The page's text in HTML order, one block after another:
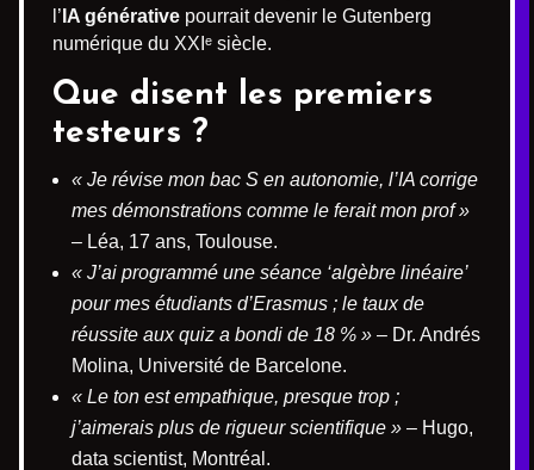
l’ IA générative pourrait devenir le Gutenberg
numérique du XXIᵉ siècle.
Que disent les premiers
testeurs ?
« Je révise mon bac S en autonomie, l’IA corrige
mes démonstrations comme le ferait mon prof »
– Léa, 17 ans, Toulouse.
« J’ai programmé une séance ‘algèbre linéaire’
pour mes étudiants d’Erasmus ; le taux de
réussite aux quiz a bondi de 18 % » – Dr. Andrés
Molina, Université de Barcelone.
« Le ton est empathique, presque trop ;
j’aimerais plus de rigueur scientifique » – Hugo,
data scientist, Montréal.